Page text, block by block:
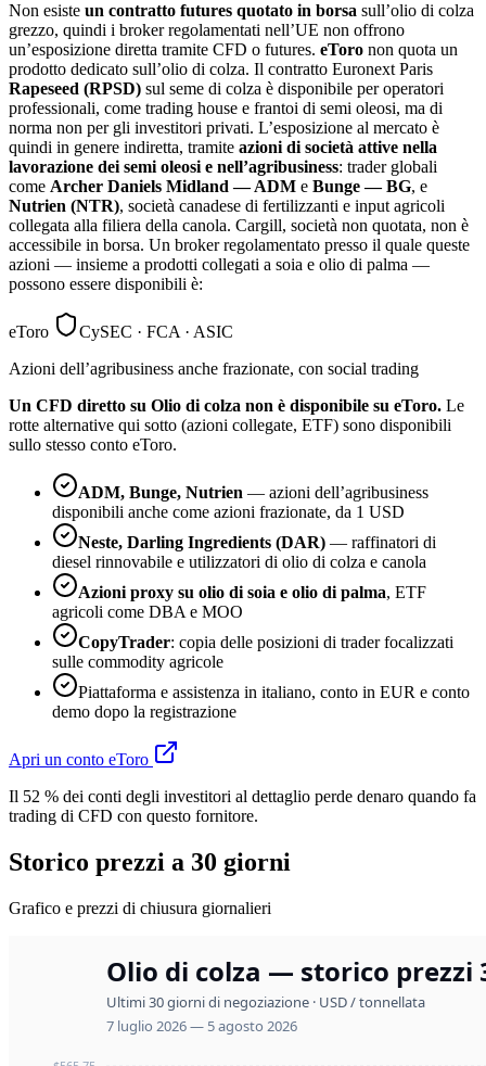
Non esiste un contratto futures quotato in borsa sull’olio di colza
grezzo, quindi i broker regolamentati nell’UE non offrono
un’esposizione diretta tramite CFD o futures. eToro non quota un
prodotto dedicato sull’olio di colza. Il contratto Euronext Paris
Rapeseed (RPSD) sul seme di colza è disponibile per operatori
professionali, come trading house e frantoi di semi oleosi, ma di
norma non per gli investitori privati. L’esposizione al mercato è
quindi in genere indiretta, tramite azioni di società attive nella
lavorazione dei semi oleosi e nell’agribusiness: trader globali
come Archer Daniels Midland — ADM e Bunge — BG, e
Nutrien (NTR), società canadese di fertilizzanti e input agricoli
collegata alla filiera della canola. Cargill, società non quotata, non è
accessibile in borsa. Un broker regolamentato presso il quale queste
azioni — insieme a prodotti collegati a soia e olio di palma —
possono essere disponibili è:
eToro
CySEC · FCA · ASIC
Azioni dell’agribusiness anche frazionate, con social trading
Un CFD diretto su Olio di colza non è disponibile su eToro. Le
rotte alternative qui sotto (azioni collegate, ETF) sono disponibili
sullo stesso conto eToro.
ADM, Bunge, Nutrien — azioni dell’agribusiness
disponibili anche come azioni frazionate, da 1 USD
Neste, Darling Ingredients (DAR) — raffinatori di
diesel rinnovabile e utilizzatori di olio di colza e canola
Azioni proxy su olio di soia e olio di palma, ETF
agricoli come DBA e MOO
CopyTrader: copia delle posizioni di trader focalizzati
sulle commodity agricole
Piattaforma e assistenza in italiano, conto in EUR e conto
demo dopo la registrazione
Apri un conto eToro
Il 52 % dei conti degli investitori al dettaglio perde denaro quando fa
trading di CFD con questo fornitore.
Storico prezzi a 30 giorni
Grafico e prezzi di chiusura giornalieri